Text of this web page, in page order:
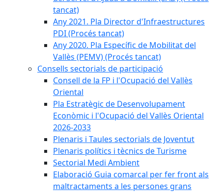
tancat)
Any 2021. Pla Director d'Infraestructures
PDI (Procés tancat)
Any 2020. Pla Específic de Mobilitat del
Vallès (PEMV) (Procés tancat)
Consells sectorials de participació
Consell de la FP i l'Ocupació del Vallès
Oriental
Pla Estratègic de Desenvolupament
Econòmic i l'Ocupació del Vallès Oriental
2026-2033
Plenaris i Taules sectorials de Joventut
Plenaris polítics i tècnics de Turisme
Sectorial Medi Ambient
Elaboració Guia comarcal per fer front als
maltractaments a les persones grans